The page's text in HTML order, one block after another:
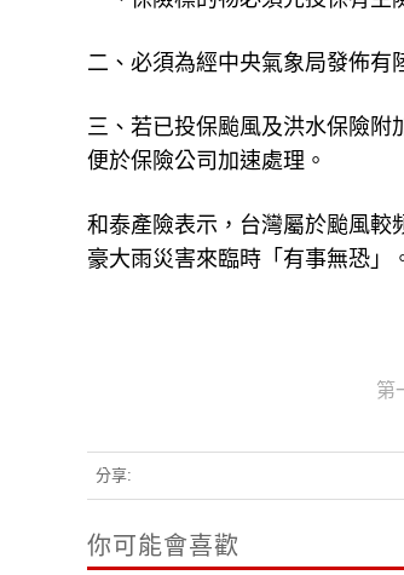
二、必須為經中央氣象局發佈有
三、若已投保颱風及洪水保險
便於保險公司加速處理。
和泰產險表示，台灣屬於颱風較
豪大雨災害來臨時「有事無恐」
第
分享:
你可能會喜歡